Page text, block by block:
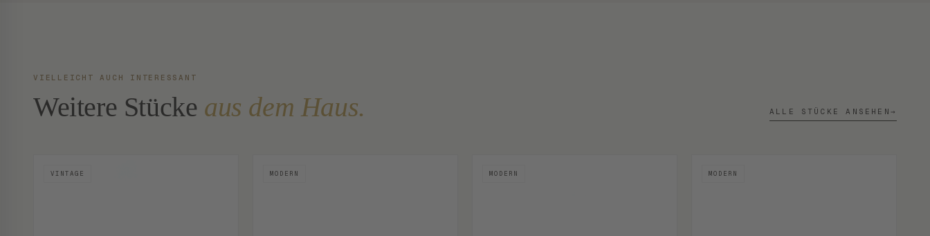
VIELLEICHT AUCH INTERESSANT
Weitere Stücke aus dem Haus. ALLE STÜCKE ANSEHEN →
VINTAGE MODERN MODERN MODERN